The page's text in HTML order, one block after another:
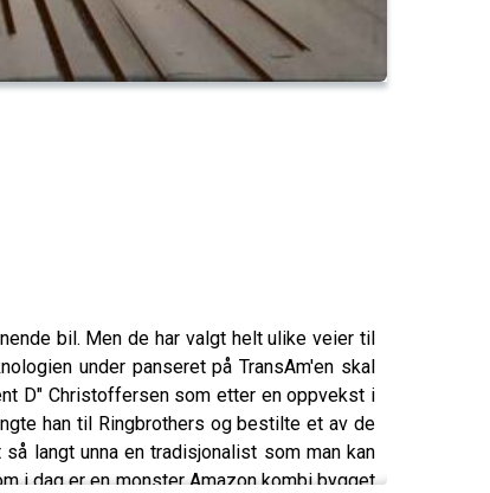
bil. Men de har valgt helt ulike veier til
under panseret på TransAm'en skal
D" Christoffersen som etter en oppvekst i
han til Ringbrothers og bestilte et av de
langt unna en tradisjonalist som man kan
i dag er en monster Amazon kombi bygget